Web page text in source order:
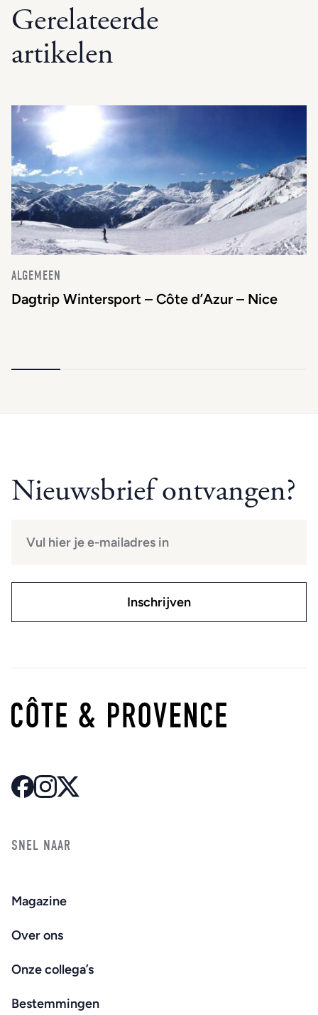
Gerelateerde
artikelen
ALGEMEEN
Dagtrip Wintersport – Côte d’Azur – Nice
Nieuwsbrief ontvangen?
SNEL NAAR
Magazine
Over ons
Onze collega’s
Bestemmingen